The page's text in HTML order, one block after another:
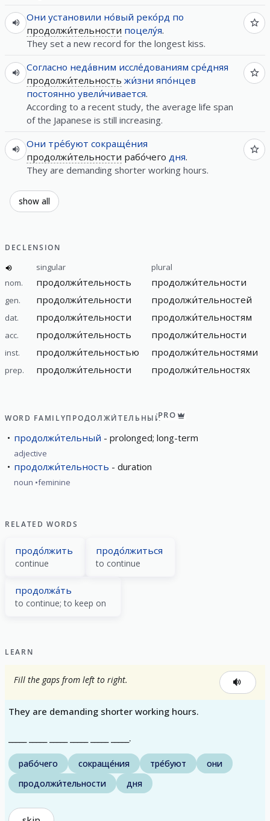
Они установили но́вый реко́рд по
продолжи́тельности поцелу́я.
They set a new record for the longest kiss.
Согласно неда́вним иссле́дованиям сре́дняя
продолжи́тельность жи́зни япо́нцев
постоянно увели́чивается.
According to a recent study, the average life span
of the Japanese is still increasing.
Они тре́буют сокраще́ния
продолжи́тельности рабо́чего дня.
They are demanding shorter working hours.
show all
DECLENSION
singular
plural
nom.
продолжи́тельность продолжи́тельности
gen. продолжи́тельности продолжи́тельностей
dat. продолжи́тельности продолжи́тельностям
acc. продолжи́тельность продолжи́тельности
inst. продолжи́тельностью продолжи́тельностями
prep. продолжи́тельности продолжи́тельностях
WORD FAMILYПРОДОЛЖИ́ТЕЛЬНЫЙPRO
продолжи́тельный prolonged; long-term
adjective
продолжи́тельность duration
noun feminine
RELATED WORDS
продо́лжить
continue
продо́лжиться
to continue
продолжа́ть
to continue; to keep on
LEARN
Fill the gaps from left to right.
They are demanding shorter working hours.
_____ _____ _____ _____ _____ _____.
рабо́чего сокраще́ния тре́буют
они
продолжи́тельности
дня